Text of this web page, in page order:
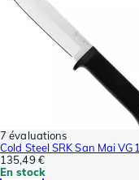
7 évaluations
Cold Steel SRK San Mai
135,49 €
En stock